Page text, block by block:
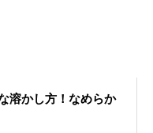
溶かし方！なめらか